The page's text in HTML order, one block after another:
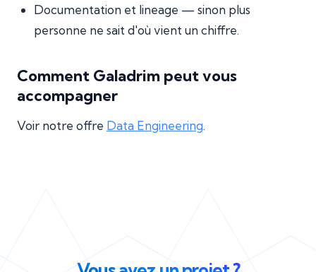
Documentation et lineage — sinon plus
personne ne sait d'où vient un chiffre.
Comment Galadrim peut vous
accompagner
Voir notre offre Data Engineering.